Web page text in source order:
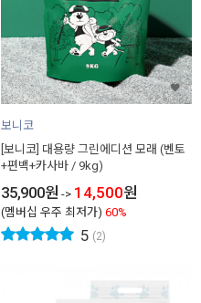
보니코
[보니코] 대용량 그린에디션 모래 (벤토
+편백+카사바 / 9kg)
35,900원 -> 14,500원
(멤버십 우주 최저가) 60%
5 (2)